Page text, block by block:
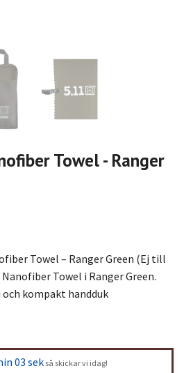
Towel - Ranger
Towel – Ranger Green (Ej till
Towel i Ranger Green.
kompakt handduk
03 sek så skickar vi idag!